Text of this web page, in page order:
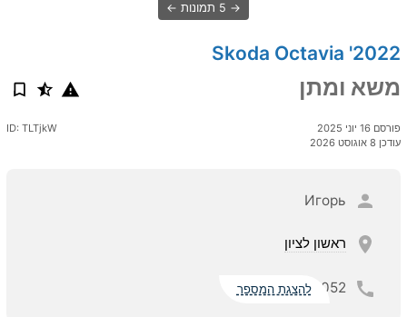
5 תמונות
2022' Skoda Octavia
משא ומתן
פורסם 16 יוני 2025
עודכן 8 אוגוסט 2026
ID: TLTjkW
Игорь
ראשון לציון
052 להצגת המספר